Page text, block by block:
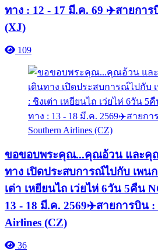
ทาง : 12 - 17 มี.ค. 69 ✈️สายกา
(XJ)
109
ขอขอบพระคุณ...คุณอ้วน และคุ
ทาง เปิดประสบการณ์ไปกับ เพน
เต่า เหยียนไถ เว่ยไห่ 6วัน 5คืน
13 - 18 มี.ค. 2569✈️สายการบิน :
Airlines (CZ)
36